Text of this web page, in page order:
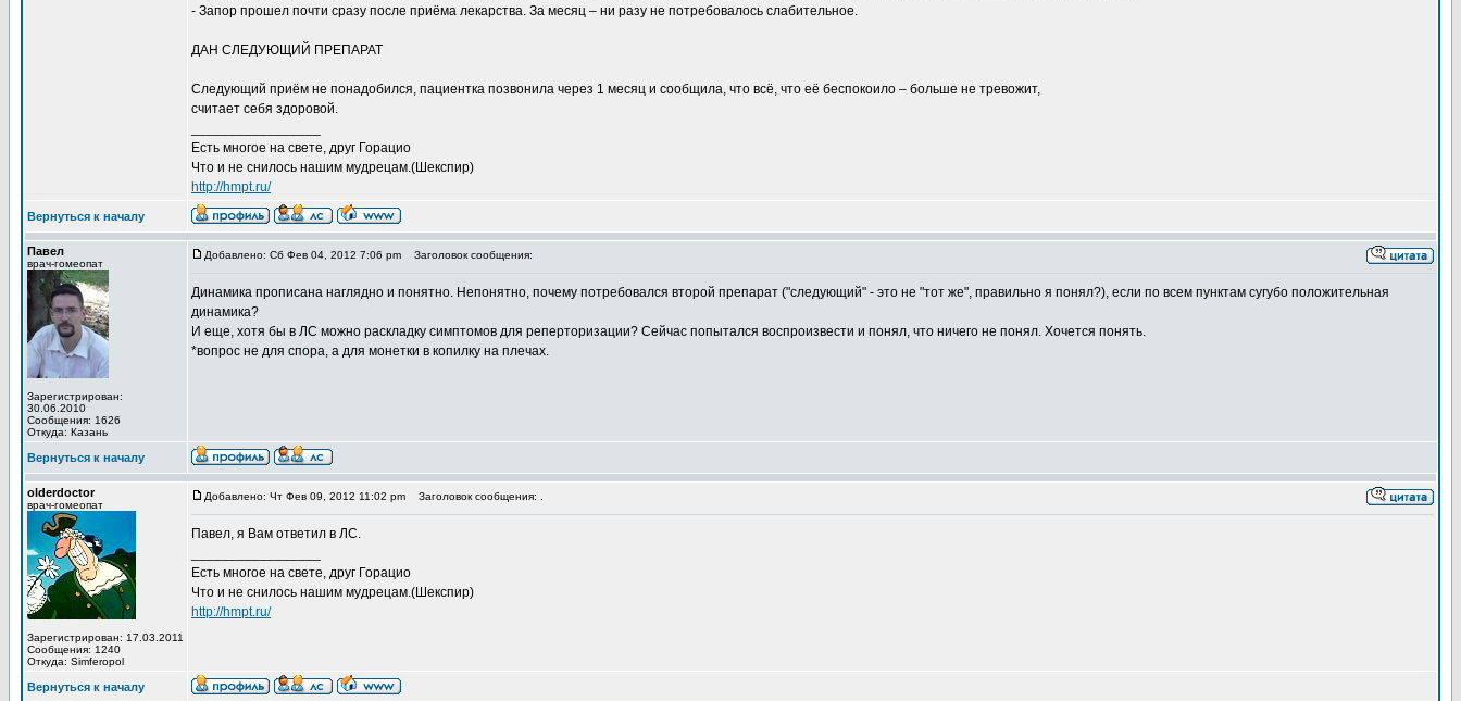
- Запор прошел почти сразу после приёма лекарства. За месяц – ни разу не потребовалось слабительное.
ДАН СЛЕДУЮЩИЙ ПРЕПАРАТ
Следующий приём не понадобился, пациентка позвонила через 1 месяц и сообщила, что всё, что её беспокоило – больше не тревожит,
считает себя здоровой.
Есть многое на свете, друг Горацио
Что и не снилось нашим мудрецам.(Шекспир)
http://hmpt.ru/
Вернуться к началу
Павел
врач-гомеопат
Зарегистрирован:
30.06.2010
Сообщения: 1626
Откуда: Казань
Добавлено: Сб Фев 04, 2012 7:06 pm Заголовок сообщения:
Динамика прописана наглядно и понятно. Непонятно, почему потребовался второй препарат ("следующий" - это не "тот же", правильно я понял?), если по всем пунктам сугубо положительная
динамика?
И еще, хотя бы в ЛС можно раскладку симптомов для реперторизации? Сейчас попытался воспроизвести и понял, что ничего не понял. Хочется понять.
*вопрос не для спора, а для монетки в копилку на плечах.
Вернуться к началу
olderdoctor
врач-гомеопат
Зарегистрирован: 17.03.2011
Сообщения: 1240
Откуда: Simferopol
Добавлено: Чт Фев 09, 2012 11:02 pm Заголовок сообщения: .
Павел, я Вам ответил в ЛС.
Есть многое на свете, друг Горацио
Что и не снилось нашим мудрецам.(Шекспир)
http://hmpt.ru/
Вернуться к началу